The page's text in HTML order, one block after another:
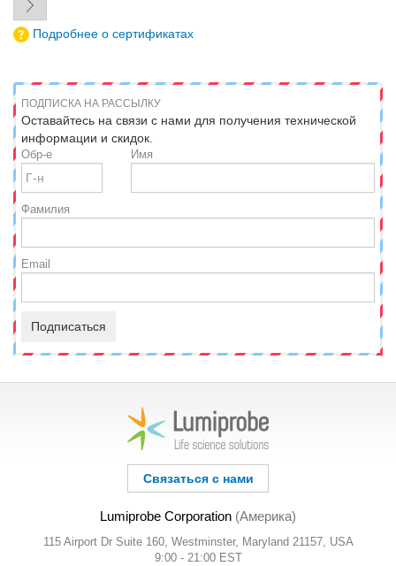
Подробнее о сертификатах
ПОДПИСКА НА РАССЫЛКУ
Оставайтесь на связи с нами для получения технической
информации и скидок.
Обр-е Имя
Фамилия
Email
Подписаться
Связаться с нами
Lumiprobe Corporation (Америка)
115 Airport Dr Suite 160, Westminster, Maryland 21157, USA
9:00 - 21:00 EST